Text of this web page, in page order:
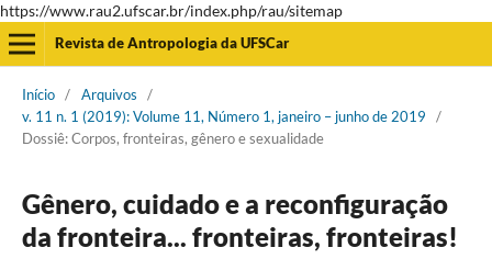
https://www.rau2.ufscar.br/index.php/rau/sitemap
Revista de Antropologia da UFSCar
Início / Arquivos
/
v. 11 n. 1 (2019): Volume 11, Número 1, janeiro – junho de 2019
/
Dossiê: Corpos, fronteiras, gênero e sexualidade
Gênero, cuidado e a reconfiguração
da fronteira... fronteiras, fronteiras!